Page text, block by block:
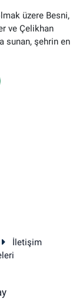
üzere Besni,
ve Çelikhan
sunan, şehrin en
İletişim